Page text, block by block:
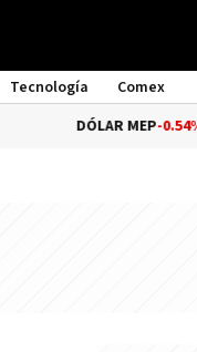
Tecnología
Comex
-0.54%$1,510.79